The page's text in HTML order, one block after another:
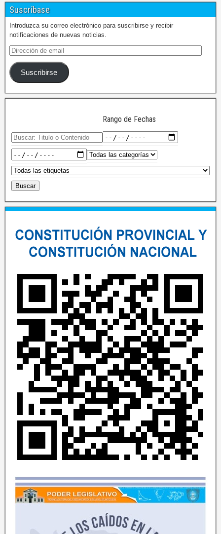
Suscríbase
Introduzca su correo electrónico para suscribirse y recibir
notificaciones de nuevas noticias.
Suscribirse
Rango de Fechas